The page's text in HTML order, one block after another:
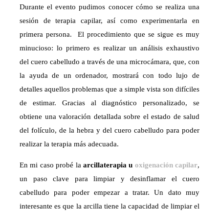
Durante el evento pudimos conocer cómo se realiza una
sesión de terapia capilar, así como experimentarla en
primera persona. El procedimiento que se sigue es muy
minucioso: lo primero es realizar un análisis exhaustivo
del cuero cabelludo a través de una microcámara, que, con
la ayuda de un ordenador, mostrará con todo lujo de
detalles aquellos problemas que a simple vista son difíciles
de estimar. Gracias al diagnóstico personalizado, se
obtiene una valoración detallada sobre el estado de salud
del folículo, de la hebra y del cuero cabelludo para poder
realizar la terapia más adecuada.
En mi caso probé la arcillaterapia u oxigenación capilar,
un paso clave para limpiar y desinflamar el cuero
cabelludo para poder empezar a tratar. Un dato muy
interesante es que la arcilla tiene la capacidad de limpiar el